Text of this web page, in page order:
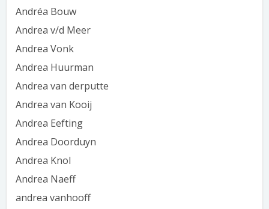
Andréa Bouw
Andrea v/d Meer
Andrea Vonk
Andrea Huurman
Andrea van derputte
Andrea van Kooij
Andrea Eefting
Andrea Doorduyn
Andrea Knol
Andrea Naeff
andrea vanhooff